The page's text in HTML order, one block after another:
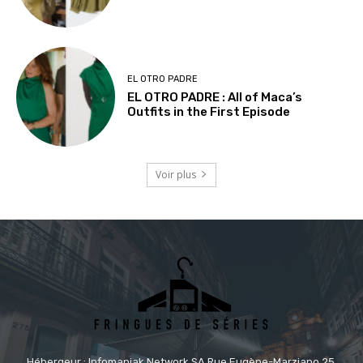
EL OTRO PADRE
EL OTRO PADRE : All of Maca’s
Outfits in the First Episode
Voir plus